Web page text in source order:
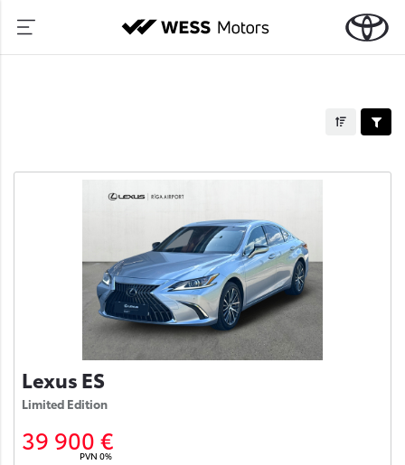
Lexus ES
Limited Edition
39 900 €
PVN 0%